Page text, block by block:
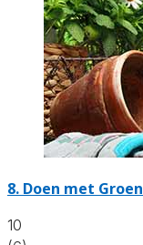
8. Doen met Groen
10